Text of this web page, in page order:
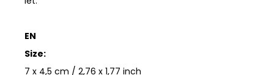
EN
Size:
7 x 4,5 cm / 2,76 x 1,77 inch